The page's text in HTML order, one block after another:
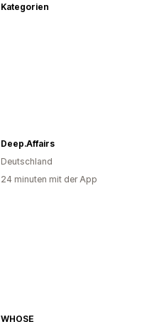
Kategorien
Deep.Affairs
Deutschland
24 minuten mit der App
WHOSE